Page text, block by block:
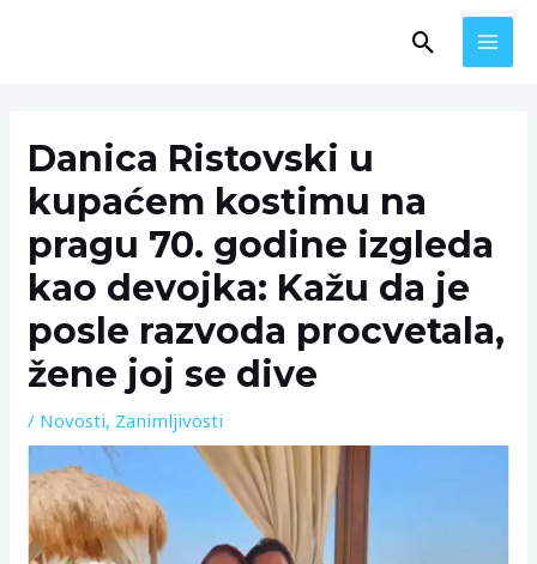
Search
Danica Ristovski u
kupaćem kostimu na
pragu 70. godine izgleda
kao devojka: Kažu da je
posle razvoda procvetala,
žene joj se dive
/ Novosti, Zanimljivosti